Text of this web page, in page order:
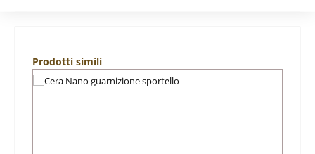
Salta la galleria dei prodotti
Prodotti simili